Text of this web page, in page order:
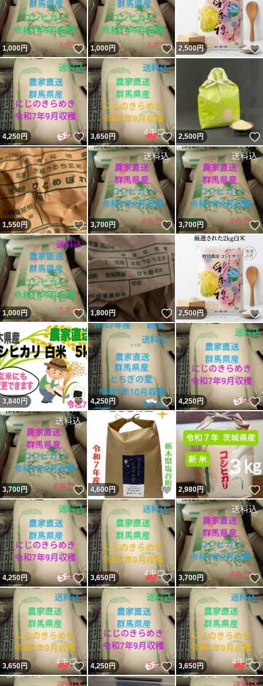
1,000円 いいね！
1,000円 いいね！
2,500円
4,250円 いいね！
3,650円 いいね！
2,500円
1,550円 いいね！
3,700円 いいね！
3,700円
1,000円 いいね！
1,800円 いいね！
2,500円
3,840 円 いいね！
4,250円 いいね！
4,250円
3,700円 いいね！
4,600円 いいね！
2,980円
4,250円 いいね！
3,650円 いいね！
3,700円
3,650円 いいね！
4,250円 いいね！
3,650円